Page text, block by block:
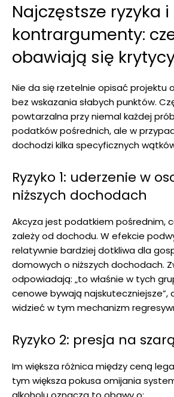
Najczęstsze ryzyka i
kontrargumenty:
obawiają się
Nie da się rzetelnie opisać projektu
bez wskazania słabych punktów.
powtarzalna przy niemal każdej
podatków pośrednich, ale w
dochodzi kilka specyficznych
Ryzyko 1: uderzenie w
niższych dochodach
Akcyza jest podatkiem pośrednim,
zależy od dochodu. W efekcie
relatywnie bardziej dotkliwa dla
domowych o niższych dochodach.
odpowiadają: „to właśnie w tych
cenowe bywają najskuteczniejsze”,
widzieć w tym mechanizm
Ryzyko 2: presja na
Im większa różnica między ceną
tym większa pokusa omijania